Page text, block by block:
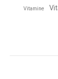
Vitamine